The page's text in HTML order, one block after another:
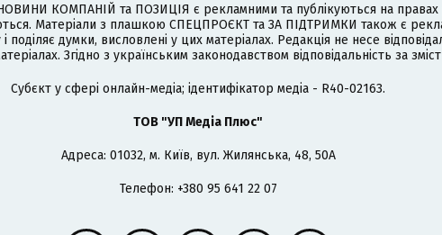
КОМПАНІЙ та ПОЗИЦІЯ є рекламними та публікуються на
Матеріали з плашкою СПЕЦПРОЄКТ та ЗА ПІДТРИМКИ також є
поділяє думки, висловлені у цих матеріалах. Редакція не несе
Згідно з українським законодавством відповідальність за
Cубєкт у сфері онлайн-медіа; ідентифікатор медіа - R40-02163.
ТОВ "УП Медіа Плюс"
Адреса: 01032, м. Київ, вул. Жилянська, 48, 50А
Телефон: +380 95 641 22 07